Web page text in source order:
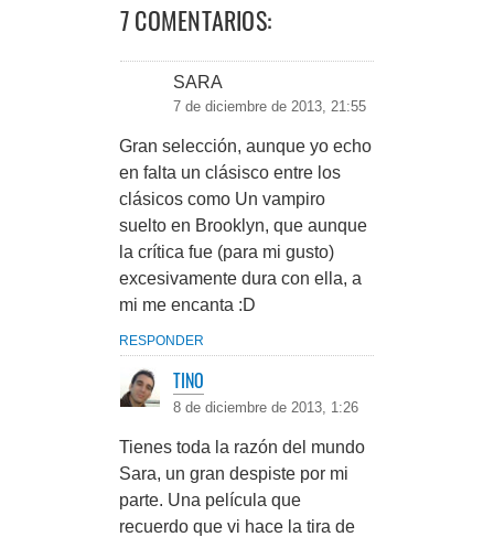
7 COMENTARIOS:
SARA
7 de diciembre de 2013, 21:55
Gran selección, aunque yo echo
en falta un clásisco entre los
clásicos como Un vampiro
suelto en Brooklyn, que aunque
la crítica fue (para mi gusto)
excesivamente dura con ella, a
mi me encanta :D
RESPONDER
TINO
8 de diciembre de 2013, 1:26
Tienes toda la razón del mundo
Sara, un gran despiste por mi
parte. Una película que
recuerdo que vi hace la tira de